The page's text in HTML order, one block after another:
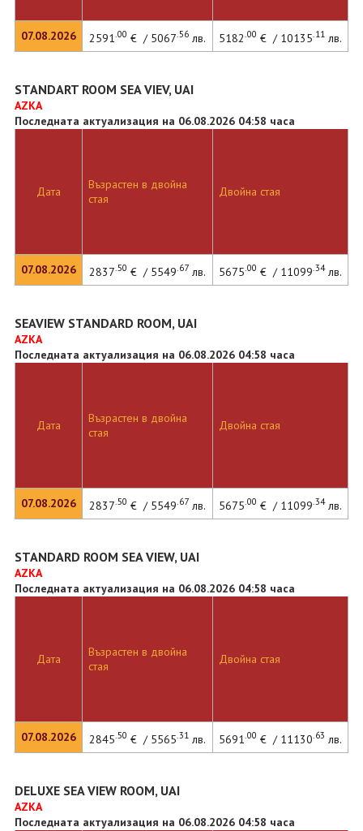
07.08.2026 2591.00 € / 5067.56лв. 5182.00 € / 10135.11лв.
STANDART ROOM SEA VIEV, UAI
AZKA
Последната актуализация на 06.08.2026 04:58 часа
Дата
07.08.2026
Възрастен в двойна
стая
Двойна стая
2837.50 € / 5549.67 лв. 5675.00 € / 11099.34лв.
SEAVIEW STANDARD ROOM, UAI
AZKA
Последната актуализация на 06.08.2026 04:58 часа
Дата
07.08.2026
Възрастен в двойна
стая
Двойна стая
2837.50 € / 5549.67 лв. 5675.00 € / 11099.34лв.
STANDARD ROOM SEA VIEW, UAI
AZKA
Последната актуализация на 06.08.2026 04:58 часа
Дата
07.08.2026
Възрастен в двойна
стая
Двойна стая
2845.50 € / 5565.31лв. 5691.00 € / 11130.63 лв.
DELUXE SEA VIEW ROOM, UAI
AZKA
Последната актуализация на 06.08.2026 04:58 часа